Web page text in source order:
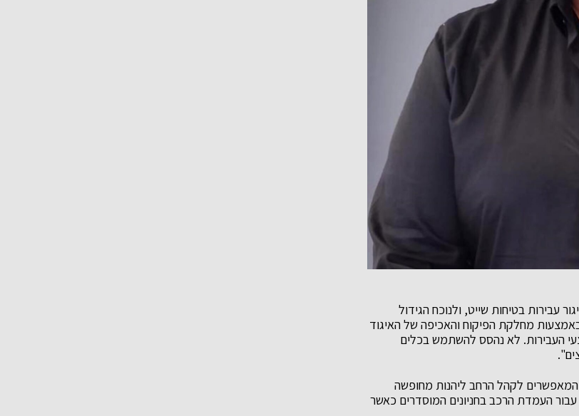
עבירות בטיחות שייט, ולנוכח הגידול
מחלקת הפיקוח והאכיפה של האיגוד
העבירות. לא נהסס להשתמש בכלים
המאפשרים לקהל הרחב ליהנות מחופשה
העמדת הרכב בחניונים המוסדרים כאשר